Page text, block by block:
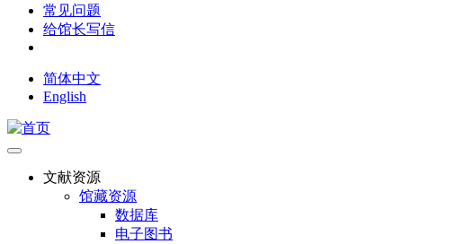
常见问题
给馆长写信
简体中文
English
文献资源
馆藏资源
数据库
电子图书